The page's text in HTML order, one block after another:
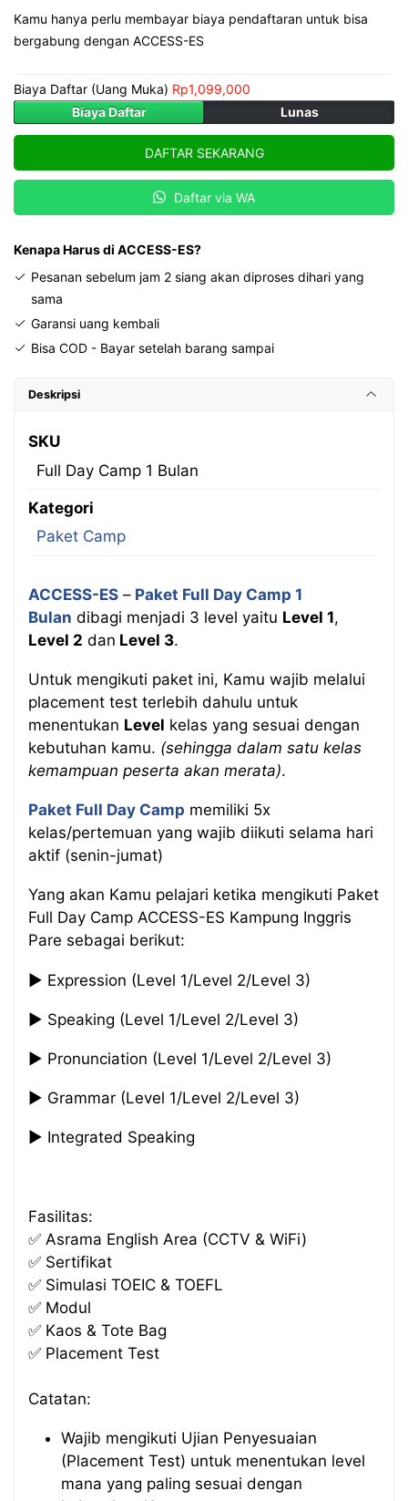
Rp4,239,000.
adalah:
Kamu hanya perlu membayar biaya pendaftaran untuk bisa
bergabung dengan ACCESS-ES
Biaya Daftar (Uang Muka) Rp1,099,000
Biaya Daftar
Lunas
DAFTAR SEKARANG
Daftar via WA
Kenapa Harus di ACCESS-ES?
Pesanan sebelum jam 2 siang akan diproses dihari yang
sama
Garansi uang kembali
Bisa COD - Bayar setelah barang sampai
Deskripsi
SKU
Full Day Camp 1 Bulan
Kategori
Paket Camp
ACCESS-ES – Paket Full Day Camp 1
Bulan dibagi menjadi 3 level yaitu Level 1,
Level 2 dan Level 3.
Untuk mengikuti paket ini, Kamu wajib melalui
placement test terlebih dahulu untuk
menentukan Level kelas yang sesuai dengan
kebutuhan kamu. (sehingga dalam satu kelas
kemampuan peserta akan merata).
Paket Full Day Camp memiliki 5x
kelas/pertemuan yang wajib diikuti selama hari
aktif (senin-jumat)
Yang akan Kamu pelajari ketika mengikuti Paket
Full Day Camp ACCESS-ES Kampung Inggris
Pare sebagai berikut:
▶️ Expression (Level 1/Level 2/Level 3)
▶️ Speaking (Level 1/Level 2/Level 3)
▶️ Pronunciation (Level 1/Level 2/Level 3)
▶️ Grammar (Level 1/Level 2/Level 3)
▶️ Integrated Speaking
Fasilitas:
✅ Asrama English Area (CCTV & WiFi)
✅ Sertifikat
✅ Simulasi TOEIC & TOEFL
✅ Modul
✅ Kaos & Tote Bag
✅ Placement Test
Catatan:
Wajib mengikuti Ujian Penyesuaian
(Placement Test) untuk menentukan level
mana yang paling sesuai dengan